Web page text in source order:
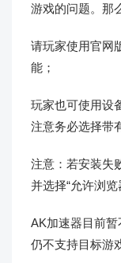
游戏的问题。那
请玩家使用官网
能；
玩家也可使用设
注意务必选择带
注意：若安装失
并选择“允许浏览
AK加速器目前
仍不支持目标游